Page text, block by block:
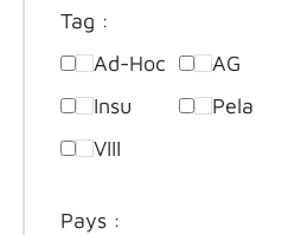
Tag :
Ad-Hoc
AG
Insu
Pela
VIII
Pays :